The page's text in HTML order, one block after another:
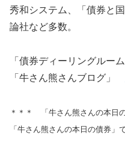
秀和システム、「債券と
論社など多数。
「債券ディーリングルーム
「牛さん熊さんブログ」
＊＊＊ 「牛さん熊さんの本日
「牛さん熊さんの本日の債券